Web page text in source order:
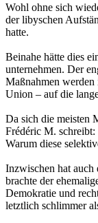
Wohl ohne sich
der libyschen
hatte.
Beinahe hätte dies
unternehmen. Der
Maßnahmen
Union – auf die
Da sich die meisten
Frédéric M.
Warum diese
Inzwischen hat
brachte der
Demokratie und
letztlich schlimmer